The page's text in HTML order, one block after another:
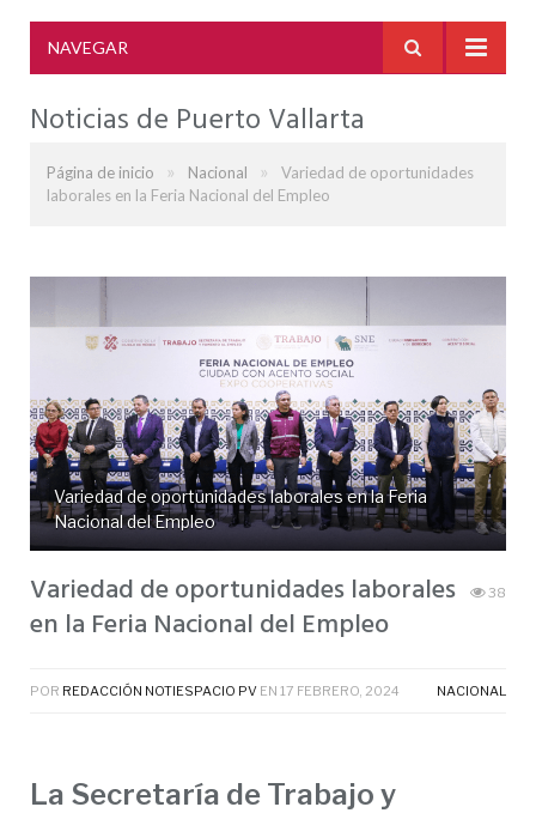
NAVEGAR
Noticias de Puerto Vallarta
Página de inicio » Nacional »
Variedad de oportunidades
laborales en la Feria Nacional del Empleo
Variedad de oportunidades laborales en la Feria
Nacional del Empleo
Variedad de oportunidades laborales
en la Feria Nacional del Empleo
38
POR REDACCIÓN NOTIESPACIO PV EN 17 FEBRERO, 2024 NACIONAL
La Secretaría de Trabajo y